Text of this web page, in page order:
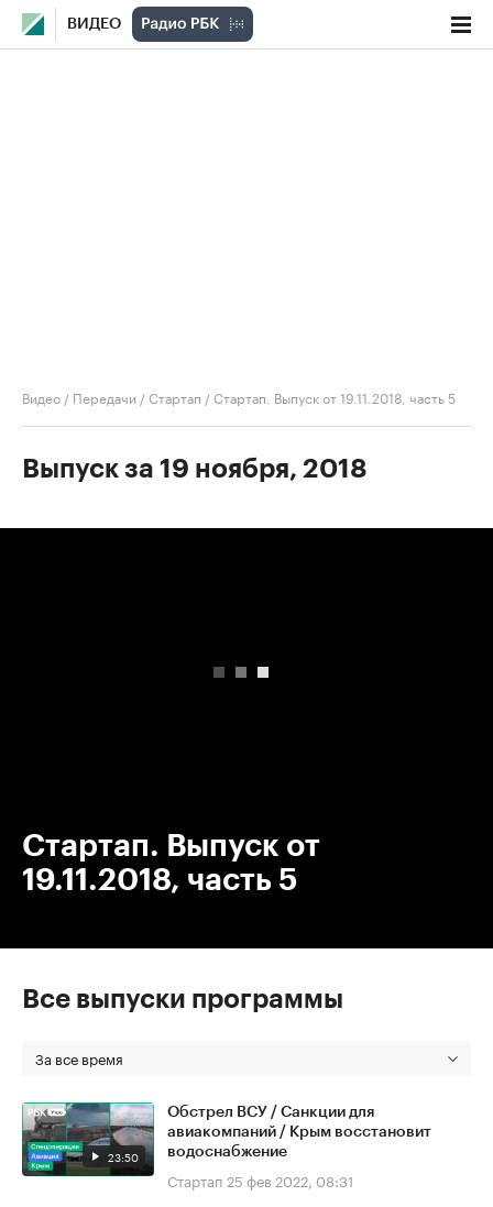
ВИДЕО
Видео / Передачи /Стартап /Стартап. Выпуск от 19.11.2018, часть 5
Выпуск за 19 ноября, 2018
Стартап. Выпуск от
19.11.2018, часть 5
Все выпуски программы
За все время
23:50
Обстрел ВСУ / Санкции для
авиакомпаний / Крым восстановит
водоснабжение
Стартап 25 фев 2022, 08:31